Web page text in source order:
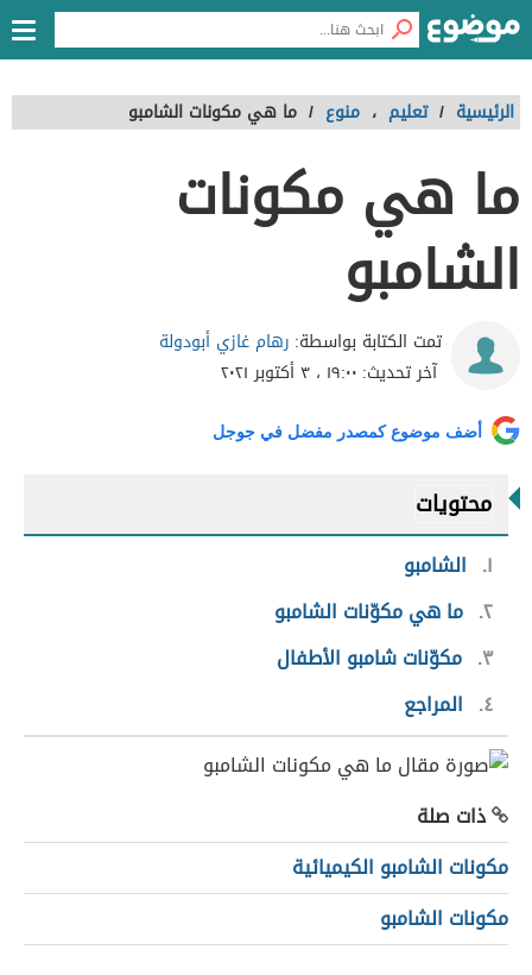
الرئيسية / تعليم ، منوع / ما هي مكونات الشامبو
ما هي مكونات
الشامبو
تمت الكتابة بواسطة: رهام غازي أبودولة
آخر تحديث: ١٩:٠٠ ، ٣ أكتوبر ٢٠٢١
أضف موضوع كمصدر مفضل في جوجل
محتويات
١
الشامبو
٢ ما هي مكوّنات الشامبو
٣ مكوّنات شامبو الأطفال
٤
المراجع
ذات صلة
مكونات الشامبو الكيميائية
مكونات الشامبو